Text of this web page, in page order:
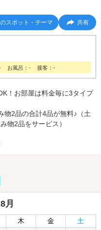
スポット・テーマ 共有
お風呂：- 接客：-
！お部屋は料金毎に3タイプ
物2品の合計4品が無料♪（土
物2品をサービス）
月
木 金
土